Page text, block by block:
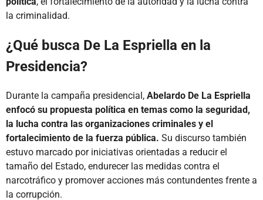
la criminalidad.
¿Qué busca De La Espriella en la
Presidencia?
Durante la campaña presidencial, Abelardo De La Espriella
enfocó su propuesta política en temas como la seguridad,
la lucha contra las organizaciones criminales y el
fortalecimiento de la fuerza pública. Su discurso también
estuvo marcado por iniciativas orientadas a reducir el
tamaño del Estado, endurecer las medidas contra el
narcotráfico y promover acciones más contundentes frente a
la corrupción.